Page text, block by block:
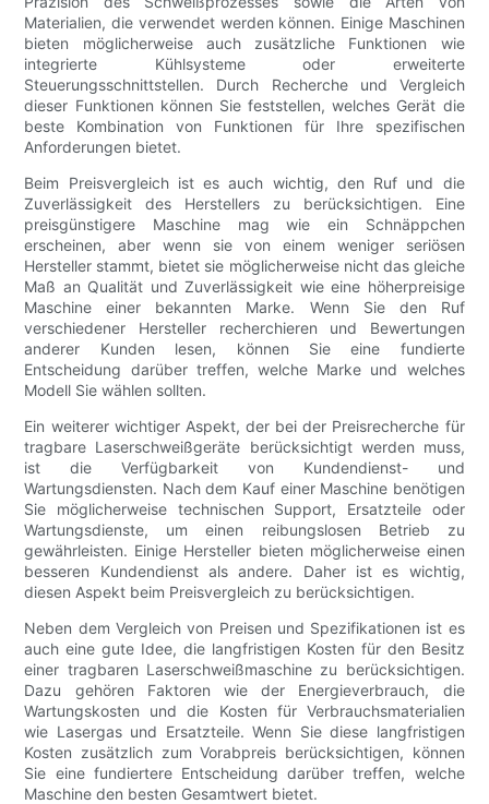
Materialien, die verwendet werden können. Einige Maschinen
bieten möglicherweise auch zusätzliche Funktionen wie
integrierte Kühlsysteme oder erweiterte
Steuerungsschnittstellen. Durch Recherche und Vergleich
dieser Funktionen können Sie feststellen, welches Gerät die
beste Kombination von Funktionen für Ihre spezifischen
Anforderungen bietet.
Beim Preisvergleich ist es auch wichtig, den Ruf und die
Zuverlässigkeit des Herstellers zu berücksichtigen. Eine
preisgünstigere Maschine mag wie ein Schnäppchen
erscheinen, aber wenn sie von einem weniger seriösen
Hersteller stammt, bietet sie möglicherweise nicht das gleiche
Maß an Qualität und Zuverlässigkeit wie eine höherpreisige
Maschine einer bekannten Marke. Wenn Sie den Ruf
verschiedener Hersteller recherchieren und Bewertungen
anderer Kunden lesen, können Sie eine fundierte
Entscheidung darüber treffen, welche Marke und welches
Modell Sie wählen sollten.
Ein weiterer wichtiger Aspekt, der bei der Preisrecherche für
tragbare Laserschweißgeräte berücksichtigt werden muss,
ist die Verfügbarkeit von Kundendienst- und
Wartungsdiensten. Nach dem Kauf einer Maschine benötigen
Sie möglicherweise technischen Support, Ersatzteile oder
Wartungsdienste, um einen reibungslosen Betrieb zu
gewährleisten. Einige Hersteller bieten möglicherweise einen
besseren Kundendienst als andere. Daher ist es wichtig,
diesen Aspekt beim Preisvergleich zu berücksichtigen.
Neben dem Vergleich von Preisen und Spezifikationen ist es
auch eine gute Idee, die langfristigen Kosten für den Besitz
einer tragbaren Laserschweißmaschine zu berücksichtigen.
Dazu gehören Faktoren wie der Energieverbrauch, die
Wartungskosten und die Kosten für Verbrauchsmaterialien
wie Lasergas und Ersatzteile. Wenn Sie diese langfristigen
Kosten zusätzlich zum Vorabpreis berücksichtigen, können
Sie eine fundiertere Entscheidung darüber treffen, welche
Maschine den besten Gesamtwert bietet.